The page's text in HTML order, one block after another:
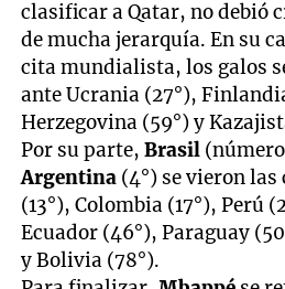
clasificar a Qatar, no debió
de mucha jerarquía. En su
cita mundialista, los galos
ante Ucrania (27°),
Herzegovina (59°) y
Por su parte,Brasil
Argentina (4°) se vieron
(13°), Colombia (17°), Perú
Ecuador (46°), Paraguay
y Bolivia (78°).